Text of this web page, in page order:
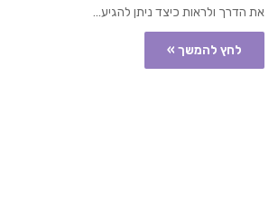
את הדרך ולראות כיצד ניתן להגיע…
לחץ להמשך »